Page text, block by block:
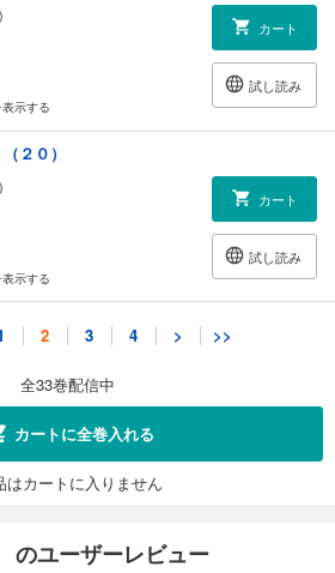
カート
試し読み
示する
２０）
カート
試し読み
示する
２１）
示する
２２）
2 3 4 > >>
全33巻配信中
カートに全巻入れる
カートに入りません
のユーザーレビュー